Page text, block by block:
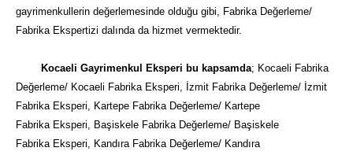
gayrimenkullerin değerlemesinde olduğu gibi, Fabrika Değerleme/
Fabrika Ekspertizi dalında da hizmet vermektedir.
Kocaeli Gayrimenkul Eksperi bu kapsamda; Kocaeli Fabrika
Değerleme/ Kocaeli Fabrika Eksperi, İzmit Fabrika Değerleme/ İzmit
Fabrika Eksperi, Kartepe Fabrika Değerleme/ Kartepe
Fabrika Eksperi, Başiskele Fabrika Değerleme/ Başiskele
Fabrika Eksperi, Kandıra Fabrika Değerleme/ Kandıra